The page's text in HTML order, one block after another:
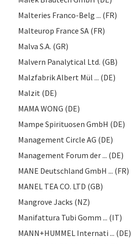
Malteries Franco-Belg ... (FR)
Malteurop France SA (FR)
Malva S.A. (GR)
Malvern Panalytical Ltd. (GB)
Malzfabrik Albert Mül ... (DE)
Malzit (DE)
MAMA WONG (DE)
Mampe Spirituosen GmbH (DE)
Management Circle AG (DE)
Management Forum der ... (DE)
MANE Deutschland GmbH ... (FR)
MANEL TEA CO. LTD (GB)
Mangrove Jacks (NZ)
Manifattura Tubi Gomm ... (IT)
MANN+HUMMEL Internati ... (DE)